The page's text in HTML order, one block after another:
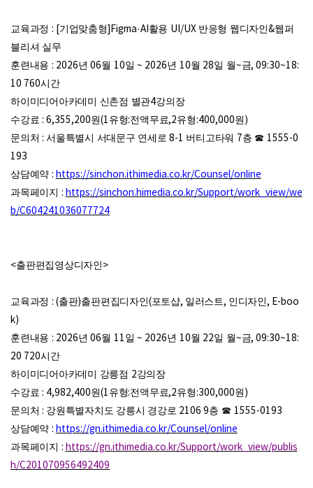
교육과정 : [ 기업맞춤형]Figma·AI활용 UI/UX 반응형 웹디자인&웹퍼
블리셔 실무
훈련내용 : 2026년06월 10일~ 2026년 10월 28일 월~금, 09:30~18:
10 760시간
하이미디어아카데미 신촌점 별관4강의장
수강료 : 6,355,200원(1 유형:전액무료,2유형:400,000원 )
문의처 : 서울특별시 서대문구 연세로8-1 버티고타워 7층 ☎ 1555-0
193
상담예약 : https://sinchon.ithimedia.co.kr/Counsel/online
과목페이지 : https://sinchon.himedia.co.kr/Support/work_view/we
b/C604241036077724
<출판편집영상디자인 >
교육과정 : (출판)출판편집디자인(포토샵, 일러스트, 인디자인, E-boo
k)
훈련내용 : 2026년06월 11 일~ 2026년 10월 22일 월~금, 09:30~18:
20 720시간
하이미디어아카데미 강릉점 2강의장
수강료 : 4,982,400원(1 유형:전액무료,2유형:300,000원 )
문의처 : 강원특별자치도 강릉시 경강로 2106 9층 ☎ 1555-0193
상담예약 : https://gn.ithimedia.co.kr/Counsel/online
과목페이지 : https://gn.ithimedia.co.kr/Support/work_view/publis
h/C201070956492409